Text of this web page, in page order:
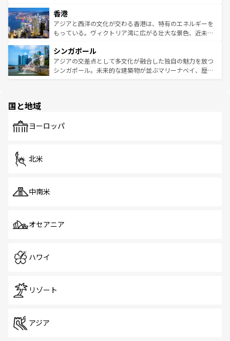
とつ。フォーやバインミー、ベトナムコーヒーなどは、ぜ
ひ現地で味わいたい。どの地域を訪れてもあたたかい人々
が旅行者を迎えてくれるので、きっと忘れられない旅にな
参照してほしい。
の活気が交差している。北部ではチェンマイなどの山岳地
帯で自然と触れ合い、南部ではプーケットやクラビの美し
いビーチでリゾート気分を楽しむことができる。タイ料理
激する。気候は一年中温暖で、どの季節にも異なる楽しみ
が待っている。親しみやすいタイの人々、仏教を中心とし
た文化、そして多様な観光資源が、訪れる旅人を魅了し続
香港
アジアと西洋の文化が交わる香港は、特有のエネルギーを
もっている。ヴィクトリア湾に広がる壮大な景色、近未来
み、どこを訪れても感動するはず。観光スポットが密集し
ており、効率よく見どころを回れるのも魅力。息をのむよ
うな絶景から文化的な体験まで、香港を存分に楽しみ尽く
シンガポール
アジアの交差点として多文化が融合した独自の魅力を放つ
シンガポール。未来的な建築物が並ぶマリーナベイ、歴史
で、ホーカーズは地元の風情を楽しめる外せないスポット
国と地域
ヨーロッパ
北米
中南米
オセアニア
ハワイ
リゾート
アジア